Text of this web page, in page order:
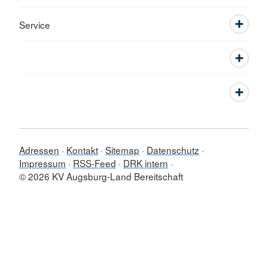
Service
Adressen Kontakt Sitemap
Datenschutz
Impressum
RSS-Feed
DRK intern
© 2026 KV Augsburg-Land Bereitschaft